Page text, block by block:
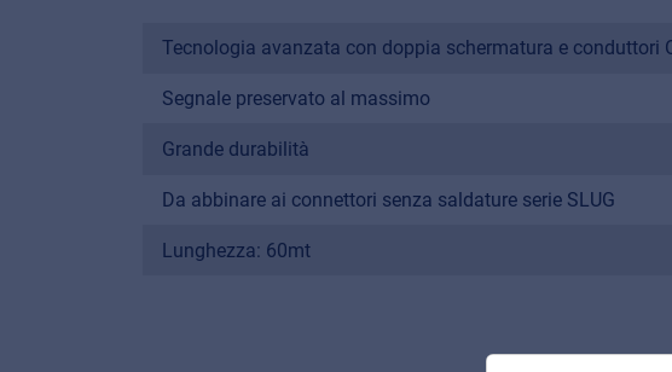
Tecnologia avanzata con doppia schermatura e conduttori
Segnale preservato al massimo
Grande durabilità
Da abbinare ai connettori senza saldature serie SLUG
Lunghezza: 60mt